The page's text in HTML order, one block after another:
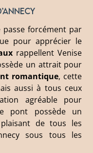
passe forcément par
pour apprécier le
rappellent Venise
un attrait pour
romantique, cette
aussi à tous ceux
agréable pour
pont possède un
de tous les
sous tous les